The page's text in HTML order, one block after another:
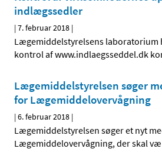
indlægssedler
|7. februar 2018 |
Lægemiddelstyrelsens laboratorium
kontrol af www.indlaegsseddel.dk
Lægemiddelstyrelsen søger
for Lægemiddelovervågning
|6. februar 2018 |
Lægemiddelstyrelsen søger et nyt
Lægemiddelovervågning, der skal